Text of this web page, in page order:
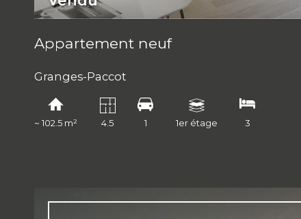
Appartement neuf
Granges-Paccot
~ 102.5 m² 4.5 1 1er étage 3